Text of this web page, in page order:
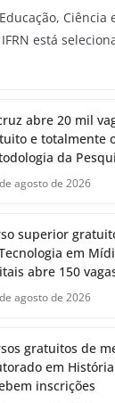
Ciência
está
abre 20 mil
e totalmente
da
agosto de 2026
superior
em
abre 150
agosto de 2026
gratuitos de
em História
inscrições